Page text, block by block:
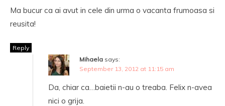
Ma bucur ca ai avut in cele din urma o vacanta frumoasa si
reusita!
Reply
Mihaela says:
September 13, 2012 at 11:15 am
Da, chiar ca…baietii n-au o treaba. Felix n-avea
nici o grija.